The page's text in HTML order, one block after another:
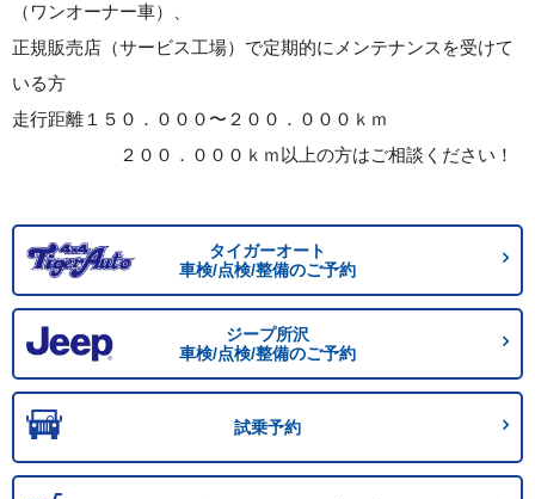
（ワンオーナー車）、
正規販売店（サービス工場）で定期的にメンテナンスを受けて
いる方
走行距離１５０．０００〜２００．０００ｋｍ
２００．０００ｋｍ以上の方はご相談ください！
タイガーオート
車検/点検/整備のご予約
ジープ所沢
車検/点検/整備のご予約
試乗予約